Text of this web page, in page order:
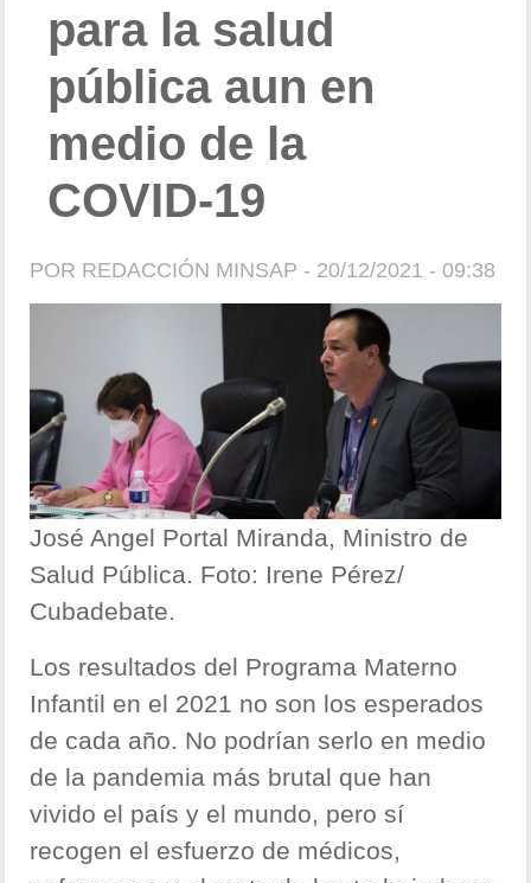
para la salud
pública aun en
medio de la
COVID-19
POR REDACCIÓN MINSAP - 20/12/2021 - 09:38
José Angel Portal Miranda, Ministro de
Salud Pública. Foto: Irene Pérez/
Cubadebate.
Los resultados del Programa Materno
Infantil en el 2021 no son los esperados
de cada año. No podrían serlo en medio
de la pandemia más brutal que han
vivido el país y el mundo, pero sí
recogen el esfuerzo de médicos,